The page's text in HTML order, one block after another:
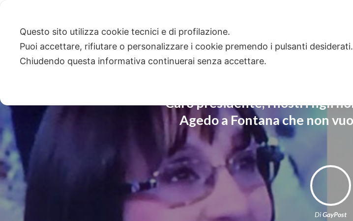
“Caro presidente, i nostri figli
Agedo a Fontana che non
DiGayPost
Questo sito utilizza cookie tecnici e di profilazione.
Puoi accettare, rifiutare o personalizzare i cookie premendo i pulsanti desiderati.
Chiudendo questa informativa continuerai senza accettare.